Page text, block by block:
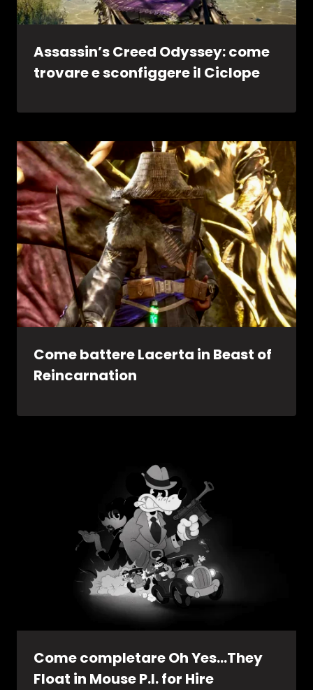
Assassin’s Creed Odyssey: come
trovare e sconfiggere il Ciclope
Come battere Lacerta in Beast of
Reincarnation
Come completare Oh Yes…They
Float in Mouse P.I. for Hire